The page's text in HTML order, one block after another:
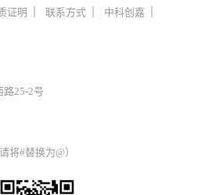
证明 联系方式
中科创嘉
路25-2号
将#替换为@）